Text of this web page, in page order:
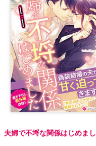
夫婦で不埒な関係はじめま